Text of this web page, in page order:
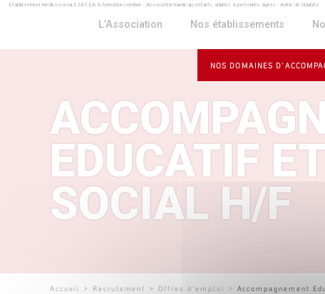
Panneau de gestion des cookies
Établissement médico-social, ESAT, EA & formation continue : Association handicap, enfants, adultes & personnes âgées - Adèle de Glaubitz
L’Association Nos établissements
NOS DOMAINES
EDUCATIF ET
SOCIAL H/F
Accueil > Recrutement > Offres d'emploi > Accompagnement